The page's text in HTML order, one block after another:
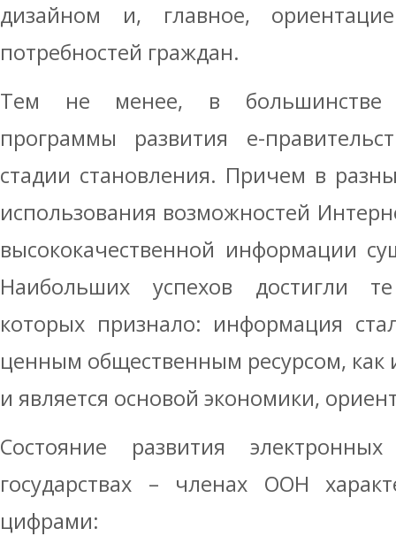
дизайном и, главное,
потребностей граждан.
Тем не менее, в большинстве
программы развития е-
стадии становления. Причем в
использования возможностей
высококачественной информации
Наибольших успехов достигли
которых признало: информация
ценным общественным ресурсом, как
и является основой экономики,
Состояние развития
государствах – членах ООН
цифрами: